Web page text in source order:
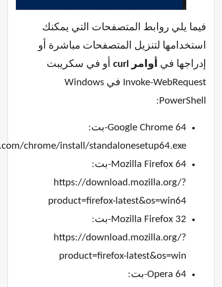
فيما يلي روابط المتصفحات التي يمكنك
استخدامها لتنزيل المتصفحات مباشرة أو
إدراجها في أوامر curl
أو في سكريبت
Invoke-WebRequest في Windows
PowerShell:
Google Chrome 64-بت:
chrome/install/standalonesetup64.exe
Mozilla Firefox 64-بت:
https://download.mozilla.org/?
product=firefox-latest&os=win64
Mozilla Firefox 32-بت:
https://download.mozilla.org/?
product=firefox-latest&os=win
Opera 64-بت: